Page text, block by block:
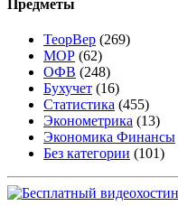
Предметы
ТеорВер (269)
МОР (62)
ОФВ (248)
Бухучет (16)
Статистика (455)
Эконометрика (13)
Экономика Финансы
Без категории (101)